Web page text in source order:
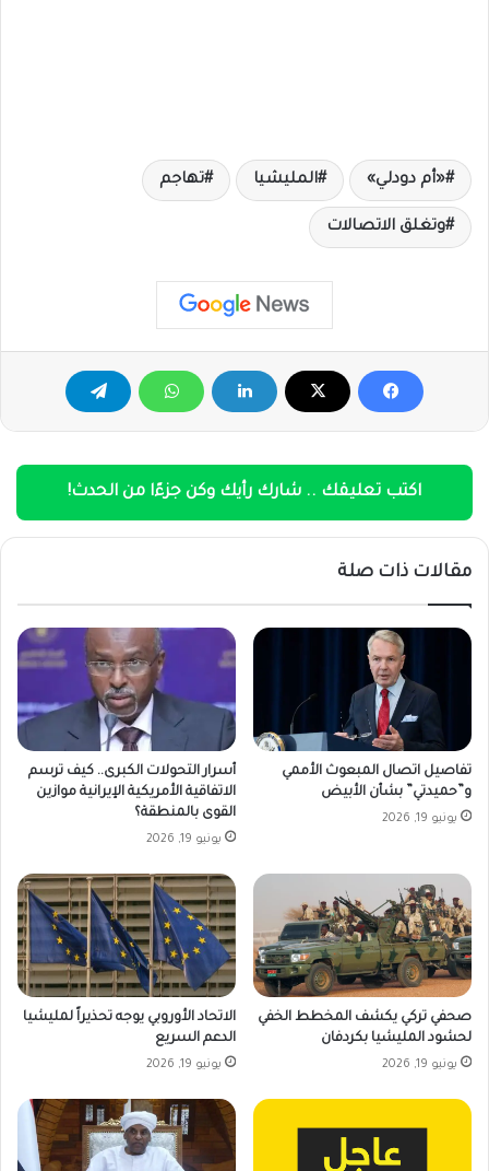
«أم دودلي» المليشيا تهاجم
وتغلق الاتصالات
اكتب تعليقك .. شارك رأيك وكن جزءًا من الحدث!
مقالات ذات صلة
تفاصيل اتصال المبعوث الأممي
و”حميدتي” بشأن الأبيض
يونيو 19, 2026
أسرار التحولات الكبرى.. كيف ترسم
الاتفاقية الأمريكية الإيرانية موازين
القوى بالمنطقة؟
يونيو 19, 2026
صحفي تركي يكشف المخطط الخفي
لحشود المليشيا بكردفان
يونيو 19, 2026
الاتحاد الأوروبي يوجه تحذيراً لمليشيا
الدعم السريع
يونيو 19, 2026